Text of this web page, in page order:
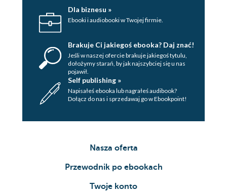
Dla biznesu »
Ebooki i audiobooki w Twojej firmie.
Brakuje Ci jakiegoś ebooka? Daj znać!
Jeśli w naszej ofercie brakuje jakiegoś tytulu,
dołożymy starań, by jak najszybciej się u nas
pojawił.
Self publishing »
Napisałeś ebooka lub nagrałeś audibook?
Dołącz do nas i sprzedawaj go w Ebookpoint!
Nasza oferta
Przewodnik po ebookach
Twoje konto